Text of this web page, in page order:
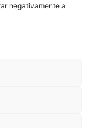
negativamente a